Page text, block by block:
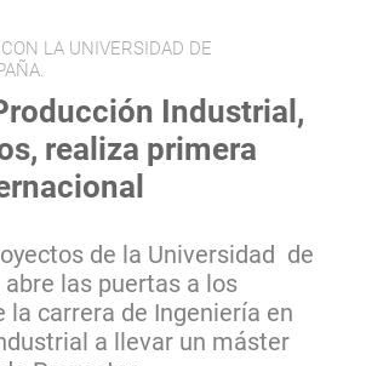
LA UNIVERSIDAD DE
Industrial,
realiza primera
de la Universidad de
las puertas a los
la carrera de Ingeniería en
a llevar un máster